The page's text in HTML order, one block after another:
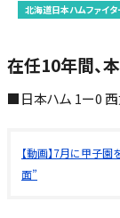
北海道日本ハムファイタ
在任10年間、
■日本ハム 1ー0 西
【動画】7月に甲子
面”